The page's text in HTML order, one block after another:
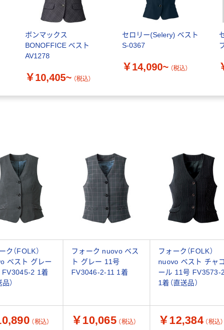
ボンマックス
BONOFFICE ベスト
AV1278
￥10,405~ （税込）
セロリー(Selery) ベスト
S-0367
￥14,090~ （税込）
ク（FOLK）
ベスト グレー
FV3045-2 1着
）
フォーク nuovo ベス
ト グレー 11号
FV3046-2-11 1着
フォーク（FOLK）
nuovo ベスト チャコ
ール 11号 FV3573-2
1着（直送品）
（税込） ￥10,065 （税込） ￥12,384 （税込）